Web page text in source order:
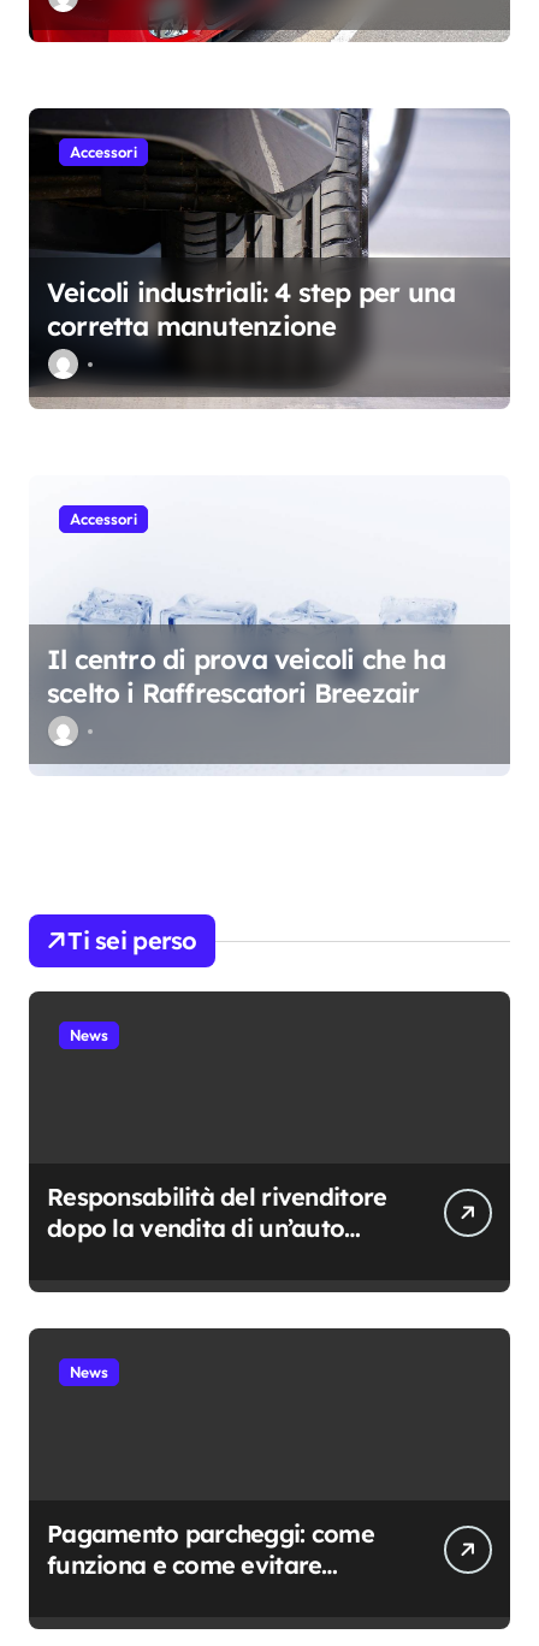
i
Accessori
Veicoli industriali: 4 step per una
corretta manutenzione
Accessori
Il centro di prova veicoli che ha
scelto i Raffrescatori Breezair
Ti sei perso
News
Responsabilità del rivenditore
dopo la vendita di un’auto
suo carico
News
Pagamento parcheggi: come
funziona e come evitare